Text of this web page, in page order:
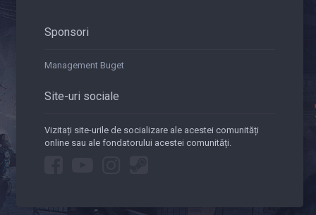
Sponsori
Management Buget
Site-uri sociale
Vizitați site-urile de socializare ale acestei comunități
online sau ale fondatorului acestei comunități.